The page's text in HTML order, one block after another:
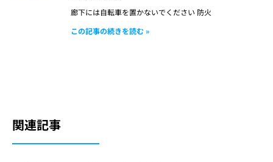
廊下には自転車を置かないでください 防火
この記事の続きを読む »
関連記事